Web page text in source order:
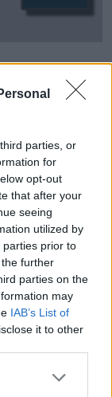
parties, or
for
opt-out
that after your
seeing
utilized by
parties prior to
further
parties on the
may
IAB’s List of
it to other
more Google
w haśle?
słownika.